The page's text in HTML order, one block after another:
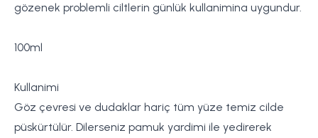
gözenek problemli ciltlerin günlük kullanimina uygundur.
100ml
Kullanimi
Göz çevresi ve dudaklar hariç tüm yüze temiz cilde
püskürtülür. Dilerseniz pamuk yardimi ile yedirerek